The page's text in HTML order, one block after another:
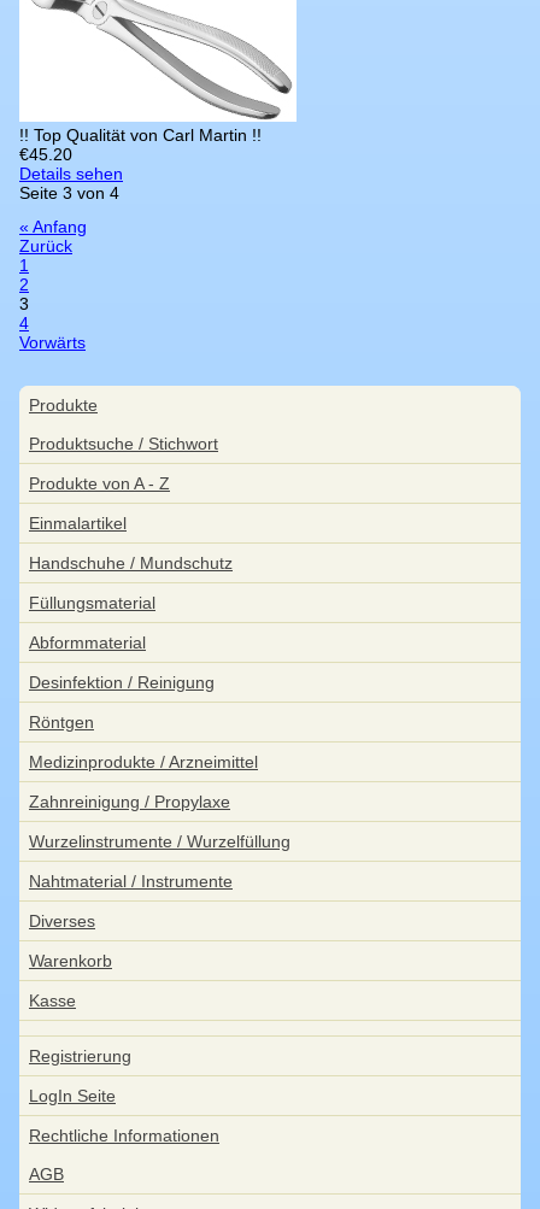
!! Top Qualität von Carl Martin !!
€45.20
Details sehen
Seite 3 von 4
« Anfang
Zurück
1
2
3
4
Vorwärts
Navigation
überspringen
Produkte
Produktsuche / Stichwort
Produkte von A - Z
Einmalartikel
Handschuhe / Mundschutz
Füllungsmaterial
Abformmaterial
Desinfektion / Reinigung
Röntgen
Medizinprodukte / Arzneimittel
Zahnreinigung / Propylaxe
Wurzelinstrumente / Wurzelfüllung
Nahtmaterial / Instrumente
Diverses
Warenkorb
Kasse
Registrierung
LogIn Seite
Rechtliche Informationen
AGB